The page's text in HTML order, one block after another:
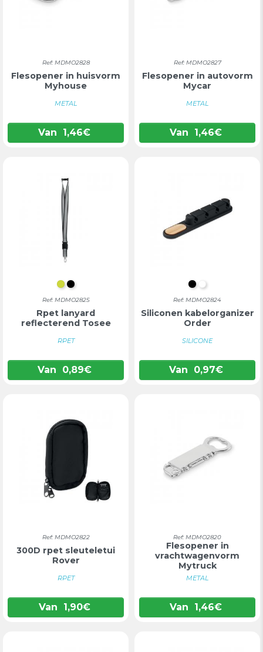
Ref: MDMO2828
Flesopener in huisvorm
Myhouse
METAL
Van 1,46€
Ref: MDMO2827
Flesopener in autovorm
Mycar
METAL
Van 1,46€
FLUORESCEREND GEEL
ZWART
Ref: MDMO2825
Rpet lanyard
reflecterend Tosee
RPET
Van 0,89€
ZWART
WIT
Ref: MDMO2824
Siliconen kabelorganizer
Order
SILICONE
Van 0,97€
Ref: MDMO2822
300D rpet sleuteletui
Rover
RPET
Van 1,90€
Ref: MDMO2820
Flesopener in
vrachtwagenvorm
Mytruck
METAL
Van 1,46€